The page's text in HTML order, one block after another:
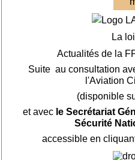
La
Actualités de la
Suite au consultation
l'Aviation
(disponible
et avec le Secrétariat
Sécurité
accessible en